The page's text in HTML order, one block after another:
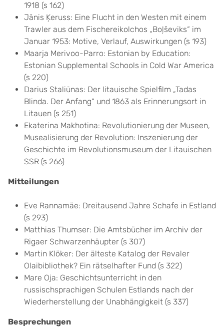
1918 (s 162)
Jānis Ķeruss: Eine Flucht in den Westen mit einem
Trawler aus dem Fischereikolchos „Boļševiks“ im
Januar 1953: Motive, Verlauf, Auswirkungen (s 193)
Maarja Merivoo-Parro: Estonian by Education:
Estonian Supplemental Schools in Cold War America
(s 220)
Darius Staliūnas: Der litauische Spielfilm „Tadas
Blinda. Der Anfang“ und 1863 als Erinnerungsort in
Litauen (s 251)
Ekaterina Makhotina: Revolutionierung der Museen,
Musealisierung der Revolution: Inszenierung der
Geschichte im Revolutionsmuseum der Litauischen
SSR (s 266)
Mitteilungen
Eve Rannamäe: Dreitausend Jahre Schafe in Estland
(s 293)
Matthias Thumser: Die Amtsbücher im Archiv der
Rigaer Schwarzenhäupter (s 307)
Martin Klöker: Der älteste Katalog der Revaler
Olaibibliothek? Ein rätselhafter Fund (s 322)
Mare Oja: Geschichtsunterricht in den
russischsprachigen Schulen Estlands nach der
Wiederherstellung der Unabhängigkeit (s 337)
Besprechungen